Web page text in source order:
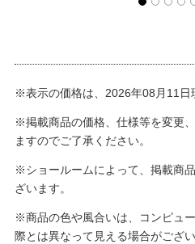
※表示の価格は、2026年08月11日
※掲載商品の価格、仕様等を変更
ますのでご了承ください。
※ショールームによって、掲載商
ざいます。
※商品の色や風合いは、コンピュ
際とは異なって見える場合がござい